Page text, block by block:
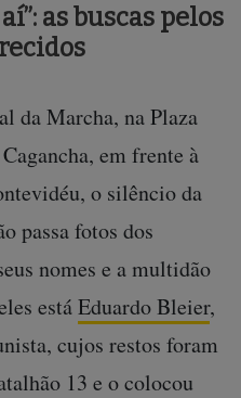
as buscas pelos
da Marcha, na Plaza
em frente à
o silêncio da
passa fotos dos
nomes e a multidão
estáEduardo Bleier,
cujos restos foram
13 e o colocou